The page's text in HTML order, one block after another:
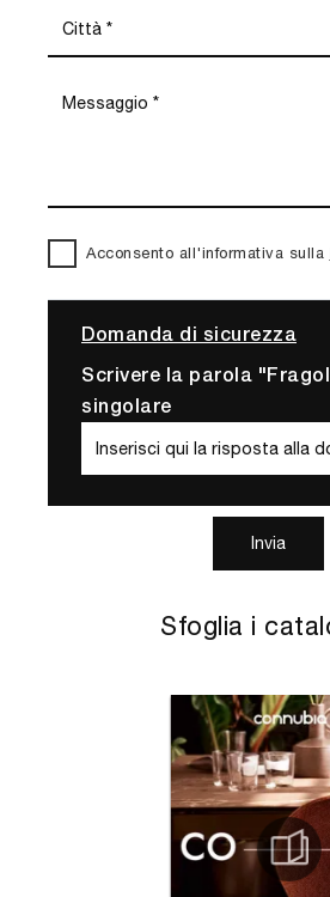
Sfoglia i
Acconsento all'informativa sulla
Domanda di sicurezza
Scrivere la parola
singolare
Invia